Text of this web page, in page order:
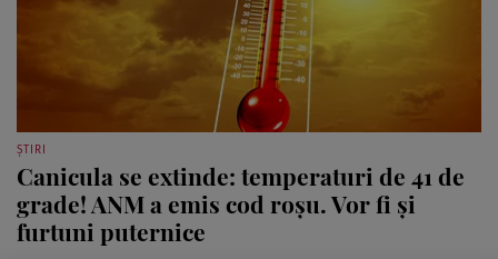
Canicula se extinde: temperaturi de 41 de
grade! ANM a emis cod roșu. Vor fi și
furtuni puternice